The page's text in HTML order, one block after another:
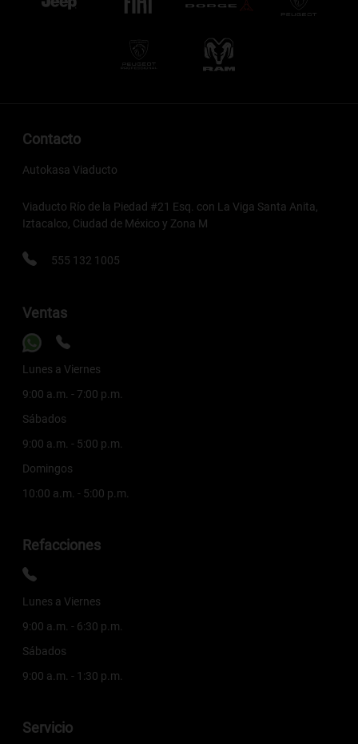
Contacto
Autokasa Viaducto
Viaducto Río de la Piedad #21 Esq. con La Viga Santa Anita,
Iztacalco, Ciudad de México y Zona M
555 132 1005
Ventas
Lunes a Viernes
9:00 a.m. - 7:00 p.m.
Sábados
9:00 a.m. - 5:00 p.m.
Domingos
10:00 a.m. - 5:00 p.m.
Refacciones
Lunes a Viernes
9:00 a.m. - 6:30 p.m.
Sábados
9:00 a.m. - 1:30 p.m.
Servicio